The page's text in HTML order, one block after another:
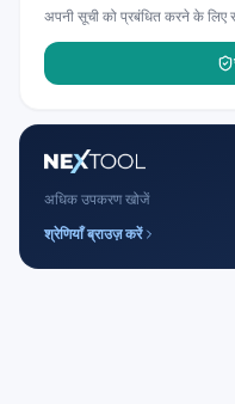
अपनी सूची को प्रबंधित करने के लिए
अधिक उपकरण खोजें
श्रेणियाँ ब्राउज़ करें